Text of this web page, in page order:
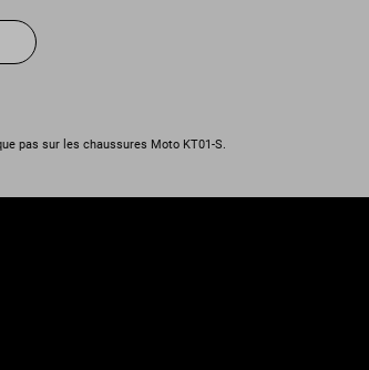
pas sur les chaussures Moto KT01-S.